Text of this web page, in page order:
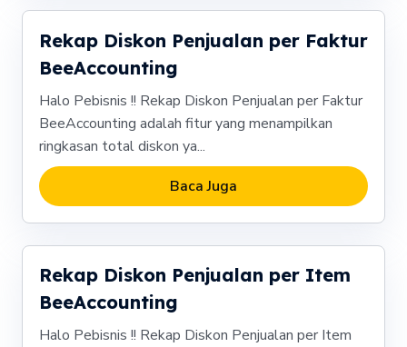
Rekap Diskon Penjualan per Faktur
BeeAccounting
Halo Pebisnis !! Rekap Diskon Penjualan per Faktur
BeeAccounting adalah fitur yang menampilkan
ringkasan total diskon ya...
Baca Juga
Rekap Diskon Penjualan per Item
BeeAccounting
Halo Pebisnis !! Rekap Diskon Penjualan per Item